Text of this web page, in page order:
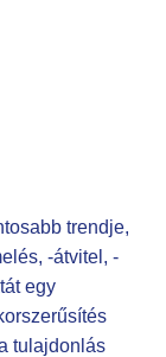
trendje,
-átvitel, -
egy
tulajdonlás